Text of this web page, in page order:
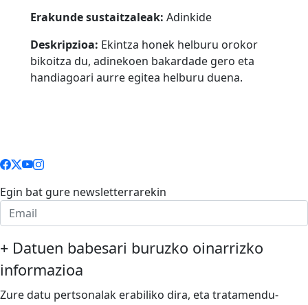
Erakunde sustaitzaleak: Adinkide
Deskripzioa: Ekintza honek helburu orokor
bikoitza du, adinekoen bakardade gero eta
handiagoari aurre egitea helburu duena.
Egin bat gure newsletterrarekin
+ Datuen babesari buruzko oinarrizko
informazioa
Zure datu pertsonalak erabiliko dira, eta tratamendu-